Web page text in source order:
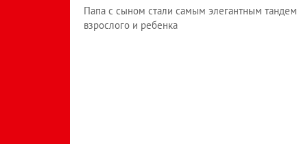
Папа с сыном стали самым элегантным
взрослого и ребенка